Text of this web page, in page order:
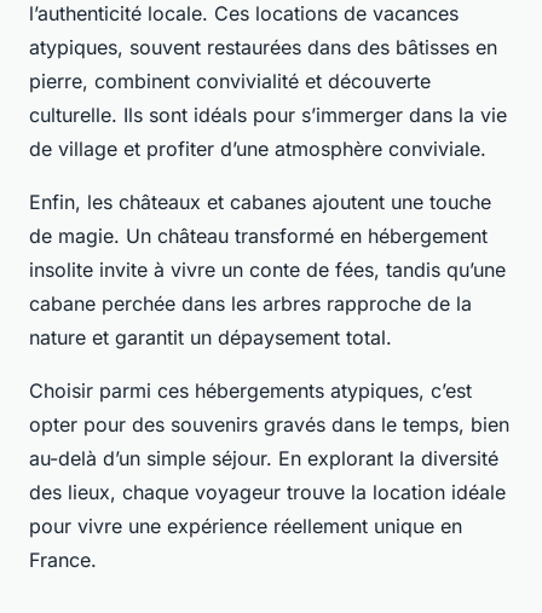
l’authenticité locale. Ces locations de vacances
atypiques, souvent restaurées dans des bâtisses en
pierre, combinent convivialité et découverte
culturelle. Ils sont idéals pour s’immerger dans la vie
de village et profiter d’une atmosphère conviviale.
Enfin, les châteaux et cabanes ajoutent une touche
de magie. Un château transformé en hébergement
insolite invite à vivre un conte de fées, tandis qu’une
cabane perchée dans les arbres rapproche de la
nature et garantit un dépaysement total.
Choisir parmi ces hébergements atypiques, c’est
opter pour des souvenirs gravés dans le temps, bien
au-delà d’un simple séjour. En explorant la diversité
des lieux, chaque voyageur trouve la location idéale
pour vivre une expérience réellement unique en
France.